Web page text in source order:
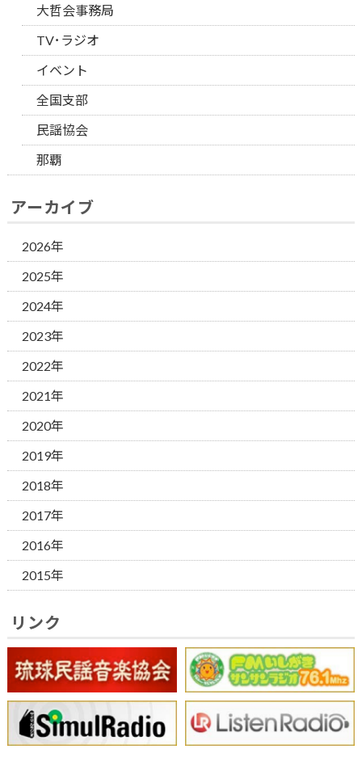
大哲会事務局
TV･ラジオ
イベント
全国支部
民謡協会
那覇
アーカイブ
2026年
2025年
2024年
2023年
2022年
2021年
2020年
2019年
2018年
2017年
2016年
2015年
リンク